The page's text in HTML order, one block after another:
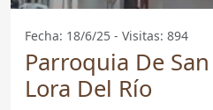
Fecha: 18/6/25 - Visitas: 894
Parroquia De
Lora Del Río